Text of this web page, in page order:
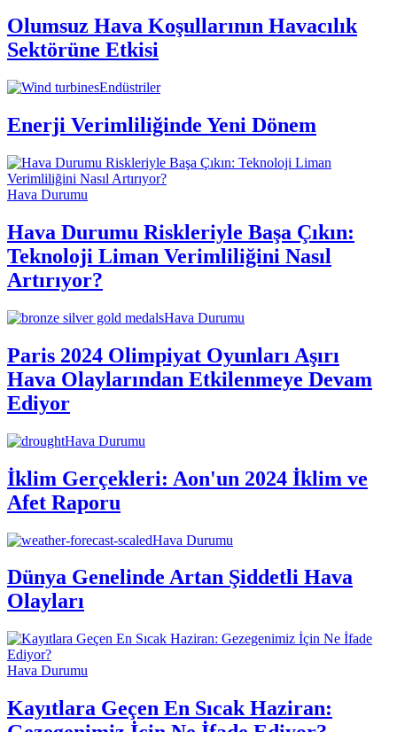
Olumsuz Hava Koşullarının Havacılık
Sektörüne Etkisi
Endüstriler
Enerji Verimliliğinde Yeni Dönem
Hava Durumu
Hava Durumu Riskleriyle Başa Çıkın:
Teknoloji Liman Verimliliğini Nasıl
Artırıyor?
Hava Durumu
Paris 2024 Olimpiyat Oyunları Aşırı
Hava Olaylarından Etkilenmeye Devam
Ediyor
Hava Durumu
İklim Gerçekleri: Aon'un 2024 İklim ve
Afet Raporu
Hava Durumu
Dünya Genelinde Artan Şiddetli Hava
Olayları
Hava Durumu
Kayıtlara Geçen En Sıcak Haziran: